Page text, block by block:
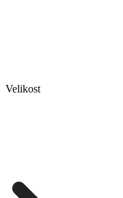
Velikost